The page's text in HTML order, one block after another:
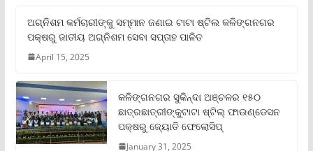
ଅଗ୍ନିଶମ କର୍ମଚାରୀଙ୍କୁ ସମ୍ମାନ ଜଣାଇ ଟାଟା ଷ୍ଟିଲ କଳିଙ୍ଗନଗର
ପକ୍ଷରୁ ଜାତୀୟ ଅଗ୍ନିଶମ ସେବା ସପ୍ତାହ ପାଳିତ
April 15, 2025
କଳିଙ୍ଗନଗର ସୁକିନ୍ଦା ଅଞ୍ଚଳର ୧୫୦
ଛାତ୍ରଛାତ୍ରୀଙ୍କୁଟାଟା ଷ୍ଟିଲ୍ ଫାଉଣ୍ଡେସନ
ପକ୍ଷରୁ ଜ୍ୟୋତି ଫେଲୋସିପ୍‌
January 31, 2025